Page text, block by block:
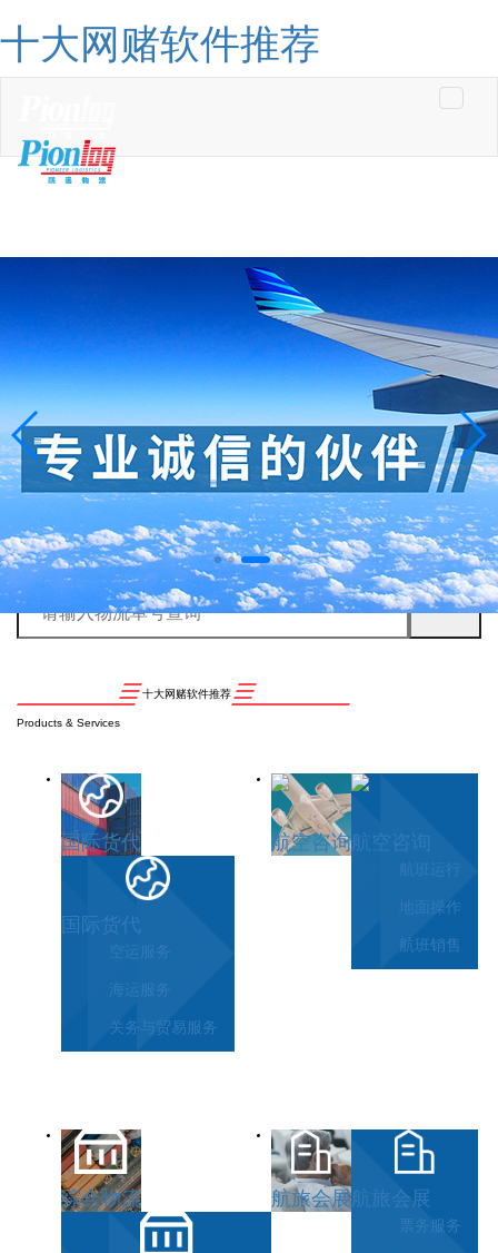
十大网赌软件推荐
十大网赌软件推荐
Products & Services
国际货代
国际货代
空运服务
海运服务
关务与贸易服务
航空咨询航空咨询
航班运行
地面操作
航班销售
综合物流 航旅会展航旅会展
票务服务